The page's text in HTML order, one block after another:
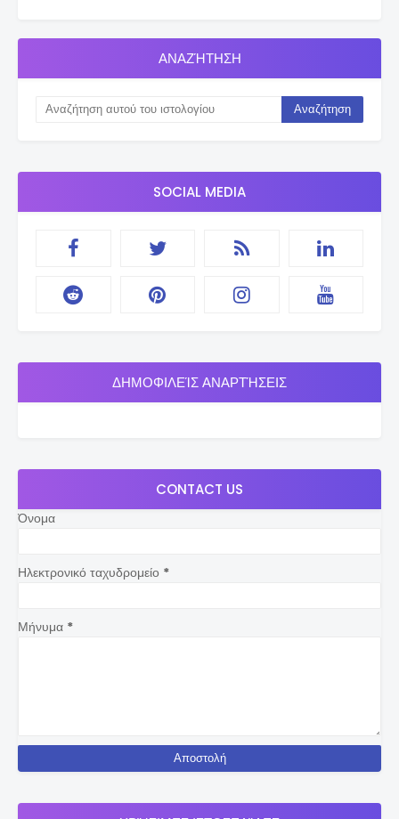
ΑΝΑΖΉΤΗΣΗ
SOCIAL MEDIA
ΔΗΜΟΦΙΛΕΊΣ ΑΝΑΡΤΉΣΕΙΣ
CONTACT US
Όνομα
Ηλεκτρονικό ταχυδρομείο *
Μήνυμα *